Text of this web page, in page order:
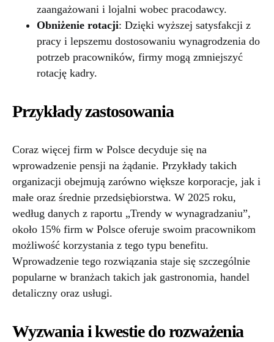
zaangażowani i lojalni wobec pracodawcy.
Obniżenie rotacji: Dzięki wyższej satysfakcji z
pracy i lepszemu dostosowaniu wynagrodzenia do
potrzeb pracowników, firmy mogą zmniejszyć
rotację kadry.
Przykłady zastosowania
Coraz więcej firm w Polsce decyduje się na
wprowadzenie pensji na żądanie. Przykłady takich
organizacji obejmują zarówno większe korporacje, jak i
małe oraz średnie przedsiębiorstwa. W 2025 roku,
według danych z raportu „Trendy w wynagradzaniu”,
około 15% firm w Polsce oferuje swoim pracownikom
możliwość korzystania z tego typu benefitu.
Wprowadzenie tego rozwiązania staje się szczególnie
popularne w branżach takich jak gastronomia, handel
detaliczny oraz usługi.
Wyzwania i kwestie do rozważenia